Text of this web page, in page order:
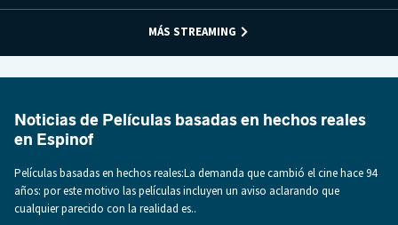
MÁS STREAMING
Noticias de Películas basadas en hechos reales
en Espinof
Películas basadas en hechos reales:La demanda que cambió el cine hace 94
años: por este motivo las películas incluyen un aviso aclarando que
cualquier parecido con la realidad es..